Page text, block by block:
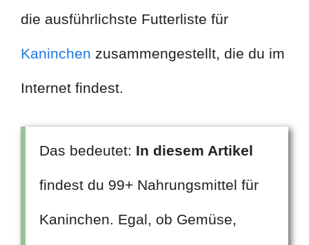
die ausführlichste Futterliste für
Kaninchen zusammengestellt, die du im
Internet findest.
Das bedeutet: In diesem Artikel
findest du 99+ Nahrungsmittel für
Kaninchen. Egal, ob Gemüse,